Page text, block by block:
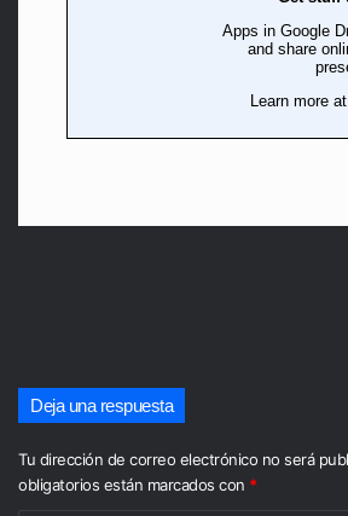
Deja una respuesta
Tu dirección de correo electrónico no será
obligatorios están marcados con *